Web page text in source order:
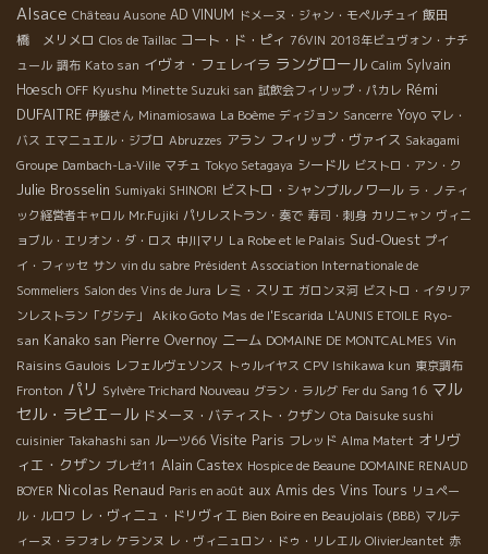
Alsace Château Ausone AD VINUM ドメーヌ・ジャン・モペルチュイ 飯田
橋 メリメロ Clos de Taillac コート・ド・ピィ 76VIN 2018年ビュヴォン・ナチ
ュール 調布 Kato san イヴォ・フェレイラ ラングロール Calim Sylvain
Hoesch OFF Kyushu Minette Suzuki san 試飲会フィリップ・パカレ Rémi
DUFAITRE 伊藤さん Minamiosawa La Boème ディジョン Sancerre Yoyo マレ・
バス エマニュエル・ジブロ Abruzzes アラン フィリップ・ヴァイス Sakagami
Groupe Dambach-La-Ville マチュ Tokyo Setagaya シードル ビストロ・アン・ク
Julie Brosselin Sumiyaki SHINORI ビストロ・シャンブルノワール ラ・ノティ
ック経営者キャロル Mr.Fujiki パリレストラン・奏で 寿司・刺身 カリニャン ヴィニ
ョブル・エリオン・ダ・ロス 中川マリ La Robe et le Palais Sud-Ouest プイ
イ・フィッセ サン vin du sabre Président Association Internationale de
Sommeliers Salon des Vins de Jura レミ・スリエ ガロンヌ河 ビストロ・イタリア
ンレストラン「グシテ」
Akiko Goto Mas de l'Escarida L'AUNIS ETOILE Ryo-
san Kanako san Pierre Overnoy ニーム DOMAINE DE MONTCALMES Vin
Raisins Gaulois レフェルヴェソンス トゥルイヤス CPV Ishikawa kun 東京調布
Fronton パリ Sylvère Trichard Nouveau グラン・ラルグ Fer du Sang 16 マル
セル・ラピエ－ル ドメーヌ・バティスト・クザン Ota Daisuke sushi
cuisinier Takahashi san ルーツ66 Visite Paris フレッド Alma Matert オリヴ
ィエ・クザン ブレゼ11 Alain Castex Hospice de Beaune DOMAINE RENAUD
BOYER Nicolas Renaud Paris en août aux Amis des Vins Tours リュペー
ル・ルロワ レ・ヴィニュ・ドリヴィエ Bien Boire en Beaujolais (BBB) マルテ
ィーヌ・ラフォレ ケランヌ レ・ヴィニュロン・ドゥ・リレエル OlivierJeantet 赤